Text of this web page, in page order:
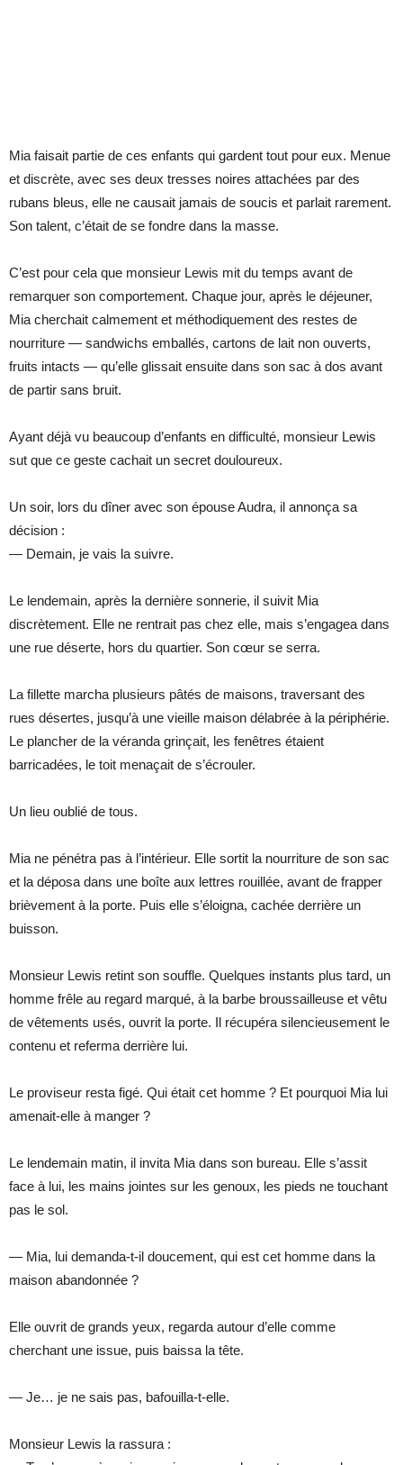
Mia faisait partie de ces enfants qui gardent tout pour eux. Menue
et discrète, avec ses deux tresses noires attachées par des
rubans bleus, elle ne causait jamais de soucis et parlait rarement.
Son talent, c’était de se fondre dans la masse.
C’est pour cela que monsieur Lewis mit du temps avant de
remarquer son comportement. Chaque jour, après le déjeuner,
Mia cherchait calmement et méthodiquement des restes de
nourriture — sandwichs emballés, cartons de lait non ouverts,
fruits intacts — qu’elle glissait ensuite dans son sac à dos avant
de partir sans bruit.
Ayant déjà vu beaucoup d’enfants en difficulté, monsieur Lewis
sut que ce geste cachait un secret douloureux.
Un soir, lors du dîner avec son épouse Audra, il annonça sa
décision :
— Demain, je vais la suivre.
Le lendemain, après la dernière sonnerie, il suivit Mia
discrètement. Elle ne rentrait pas chez elle, mais s’engagea dans
une rue déserte, hors du quartier. Son cœur se serra.
La fillette marcha plusieurs pâtés de maisons, traversant des
rues désertes, jusqu’à une vieille maison délabrée à la périphérie.
Le plancher de la véranda grinçait, les fenêtres étaient
barricadées, le toit menaçait de s’écrouler.
Un lieu oublié de tous.
Mia ne pénétra pas à l’intérieur. Elle sortit la nourriture de son sac
et la déposa dans une boîte aux lettres rouillée, avant de frapper
brièvement à la porte. Puis elle s’éloigna, cachée derrière un
buisson.
Monsieur Lewis retint son souffle. Quelques instants plus tard, un
homme frêle au regard marqué, à la barbe broussailleuse et vêtu
de vêtements usés, ouvrit la porte. Il récupéra silencieusement le
contenu et referma derrière lui.
Le proviseur resta figé. Qui était cet homme ? Et pourquoi Mia lui
amenait-elle à manger ?
Le lendemain matin, il invita Mia dans son bureau. Elle s’assit
face à lui, les mains jointes sur les genoux, les pieds ne touchant
pas le sol.
— Mia, lui demanda-t-il doucement, qui est cet homme dans la
maison abandonnée ?
Elle ouvrit de grands yeux, regarda autour d’elle comme
cherchant une issue, puis baissa la tête.
— Je… je ne sais pas, bafouilla-t-elle.
Monsieur Lewis la rassura :